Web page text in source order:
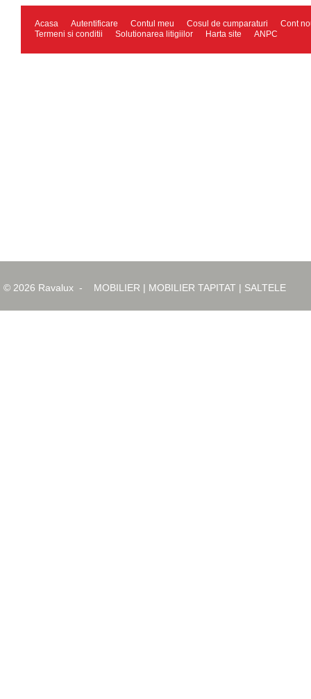
Acasa Autentificare Contul meu Cosul de cumparaturi
Cont
Termeni si conditii
Solutionarea litigiilor Harta site ANPC
© 2026 Ravalux - MOBILIER | MOBILIER TAPITAT | SALTELE